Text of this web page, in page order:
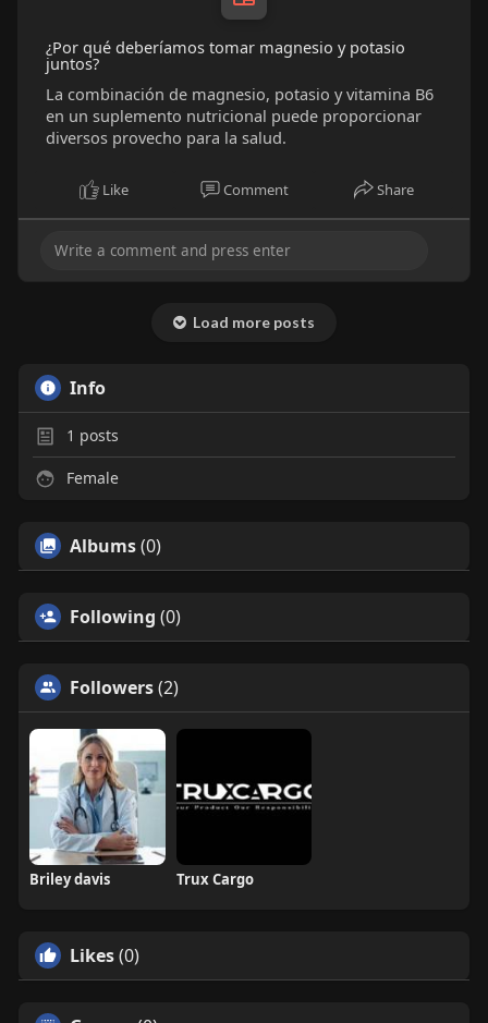
¿Por qué deberíamos tomar magnesio y potasio
juntos?
La combinación de magnesio, potasio y vitamina B6
en un suplemento nutricional puede proporcionar
diversos provecho para la salud.
Like Comment Share
Load more posts
Info
1 posts
Female
Albums(0)
Following (0)
Followers(2)
Briley davis Trux Cargo
Likes(0)